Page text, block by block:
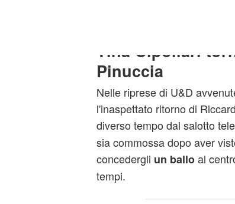
Tina Cipollari
Pinuccia
Nelle riprese di U&D
l'inaspettato ritorno di
diverso tempo dal salotto
sia commossa dopo aver
concedergli un balloal
tempi.